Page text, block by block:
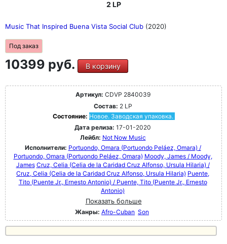
2 LP
Music That Inspired Buena Vista Social Club (2020)
Под заказ
10399 руб. В корзину
Артикул: CDVP 2840039
Состав: 2 LP
Состояние: Новое. Заводская упаковка.
Дата релиза: 17-01-2020
Лейбл: Not Now Music
Исполнители: Portuondo, Omara (Portuondo Peláez, Omara) /
Portuondo, Omara (Portuondo Peláez, Omara) Moody, James / Moody,
James Cruz, Celia (Celia de la Caridad Cruz Alfonso, Ursula Hilaria) /
Cruz, Celia (Celia de la Caridad Cruz Alfonso, Ursula Hilaria) Puente,
Tito (Puente Jr., Ernesto Antonio) / Puente, Tito (Puente Jr., Ernesto
Antonio)
Показать больше
Жанры: Afro-Cuban Son